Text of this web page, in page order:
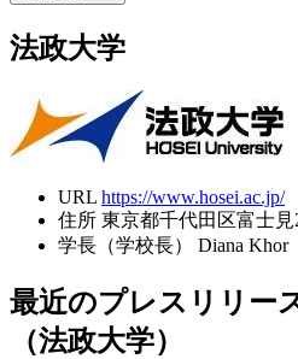
法政大学
URL https://www.hosei.ac.jp/
住所 東京都千代田区富士見
学長（学校長）
Diana Khor
最近のプレスリリー
（法政大学）